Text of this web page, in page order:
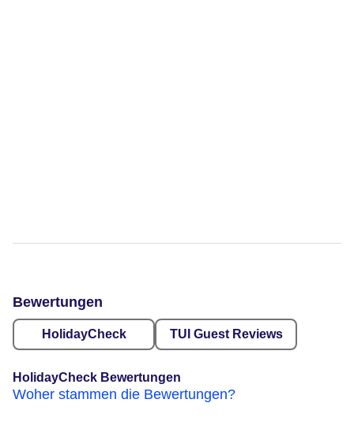
Bewertungen
HolidayCheck TUI Guest Reviews
HolidayCheck Bewertungen
Woher stammen die Bewertungen?